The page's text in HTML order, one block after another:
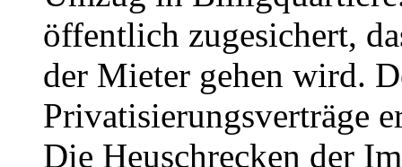
öffentlich zugesichert,
der Mieter gehen wird.
Privatisierungsverträge
Die Heuschrecken der